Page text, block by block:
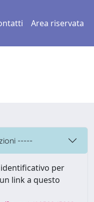
Area riservata
-----
per
link a questo